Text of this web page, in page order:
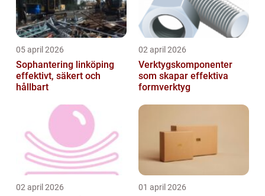
05 april 2026
Sophantering linköping
effektivt, säkert och
hållbart
02 april 2026
Verktygskomponenter
som skapar effektiva
formverktyg
02 april 2026 01 april 2026